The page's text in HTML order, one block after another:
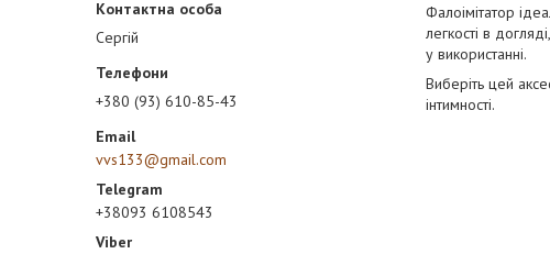
Сергій
+380 (93) 610-85-43
vvs133@gmail.com
+38093 6108543
Фалоімітатор
легкості в
у використанні.
Виберіть цей
інтимності.